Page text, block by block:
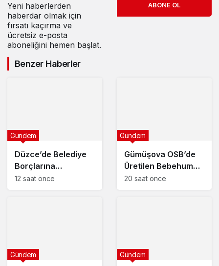
Yeni haberlerden
haberdar olmak için
fırsatı kaçırma ve
ücretsiz e-posta
aboneliğini hemen başlat.
ABONE OL
Benzer Haberler
Düzce’de Belediye
Borçlarına
Yapılandırma!
Gündem
12 saat önce
Gümüşova OSB’de
Üretilen Bebehum
Dünya Devleriyle
Gündem
20 saat önce
Gündem Gündem